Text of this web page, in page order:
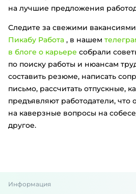
на лучшие предложения
Следите за свежими
Пикабу Работа , в нашем
в блоге о карьере собрали
по поиску работы и нюансам
составить резюме, написать
письмо, рассчитать отпускные,
предъявляют работодатели, что
на каверзные вопросы на
другое.
Информация